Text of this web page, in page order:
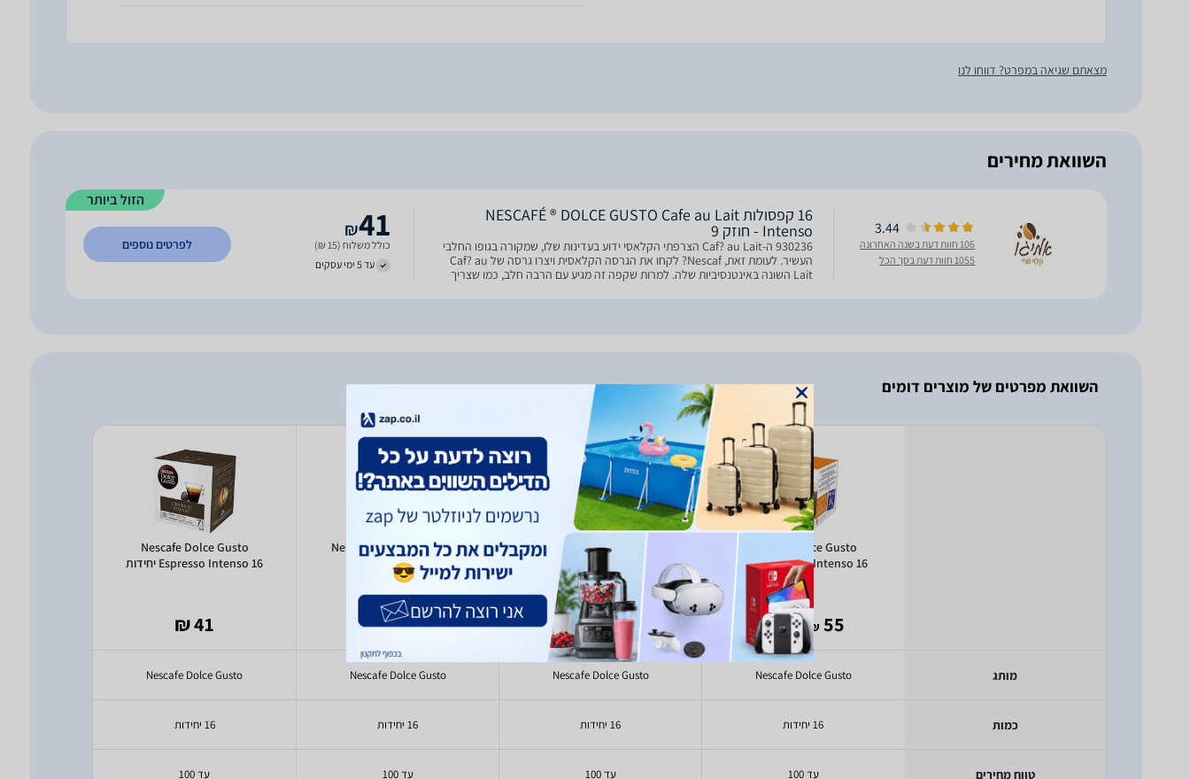
מצאתם שגיאה במפרט? דווחו לנו
השוואת מחירים
הזול ביותר
3.44
106 חוות דעת בשנה האחרונה
1055 חוות דעת בסך הכל
16 קפסולות NESCAFÉ ® DOLCE GUSTO Cafe au Lait
Intenso - חוזק 9
930236 ה-Caf? au Lait הצרפתי הקלאסי ידוע בעדינות שלו, שמקורה בגופו החלבי
העשיר. לעומת זאת, Nescaf? לקחו את הגרסה הקלאסית ויצרו גרסה של Caf? au
Lait השונה באינטנסיביות שלה. למרות שקפה זה מגיע עם הרבה חלב, כמו שצריך
41
₪
כולל משלוח (15 ₪)
עד 5 ימי עסקים
לפרטים נוספים
השוואת מפרטים של מוצרים דומים
מותג
כמות
טווח מחירים
Nescafe Dolce Gusto
Grande Intenso 16 יחידות
55
₪
- 41
₪
Nescafe Dolce Gusto
16 יחידות
עד 100
Nescafe Dolce Gusto
Cappucino 16 יחידות
45 ₪
Nescafe Dolce Gusto
16 יחידות
עד 100
Nescafe Dolce Gusto Cafe
Au Lait 16 יחידות
41 ₪
Nescafe Dolce Gusto
16 יחידות
עד 100
Nescafe Dolce Gusto
Espresso Intenso 16 יחידות
41 ₪
Nescafe Dolce Gusto
16 יחידות
עד 100